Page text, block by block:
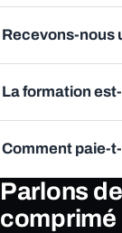
Recevons-nous
La formation
Comment paie-
Parlons
comprimé